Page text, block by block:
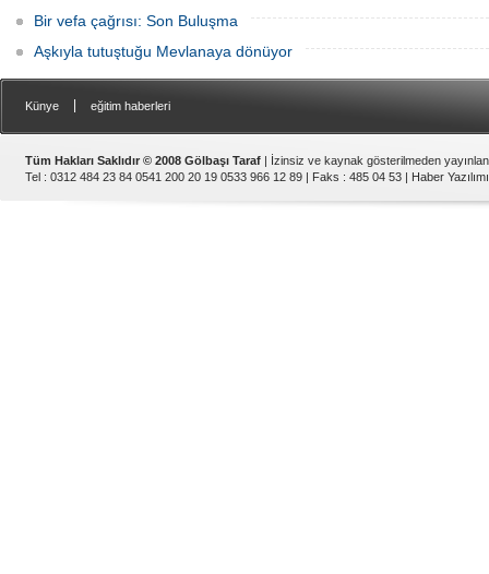
Bir vefa çağrısı: Son Buluşma
Aşkıyla tutuştuğu Mevlanaya dönüyor
Künye eğitim haberleri
Tüm Hakları Saklıdır © 2008 Gölbaşı Taraf | İzinsiz ve kaynak gösterilmeden
Tel : 0312 484 23 84 0541 200 20 19 0533 966 12 89 | Faks : 485 04 53 | Haber Yazılımı